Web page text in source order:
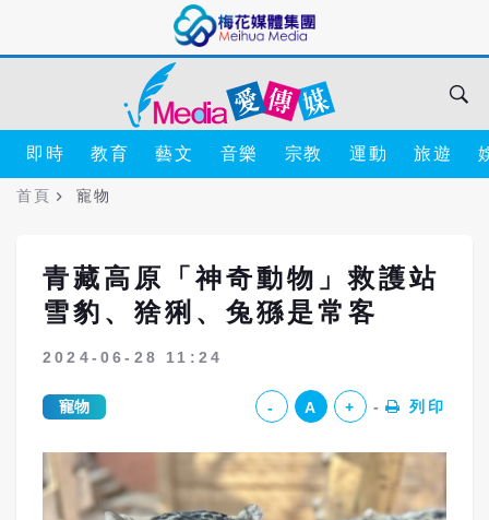
即時 教育 藝文 音樂 宗教 運動 旅遊
首頁 寵物
青藏高原「神奇動物」救護站
雪豹、猞猁、兔猻是常客
2024-06-28 11:24
寵物 - A + 列印